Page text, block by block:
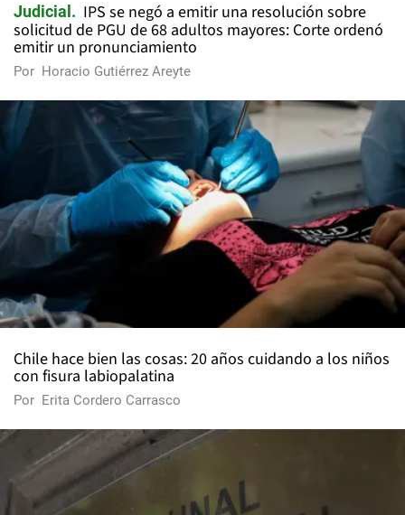
Judicial
IPS se negó a emitir una resolución sobre
solicitud de PGU de 68 adultos mayores: Corte ordenó
emitir un pronunciamiento
Por Horacio Gutiérrez Areyte
Chile hace bien las cosas: 20 años cuidando a los niños
con fisura labiopalatina
Por Erita Cordero Carrasco